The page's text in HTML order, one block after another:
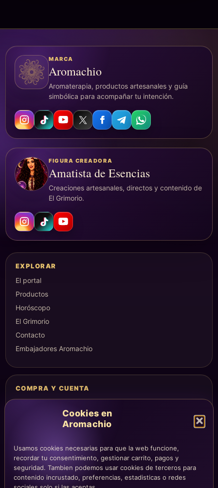
Cookies en
Aromachio
Usamos cookies necesarias para que la web funcione,
recordar tu consentimiento, gestionar carrito, pagos y
seguridad. Tambien podemos usar cookies de terceros para
contenido incrustado, preferencias, estadisticas o redes
MARCA
Aromachio
Aromaterapia, productos artesanales y guía
simbólica para acompañar tu intención.
FIGURA CREADORA
Amatista de Esencias
Creaciones artesanales, directos y contenido de
El Grimorio.
EXPLORAR
El portal
Productos
Horóscopo
El Grimorio
Contacto
Embajadores Aromachio
COMPRA Y CUENTA
Envíos y devoluciones